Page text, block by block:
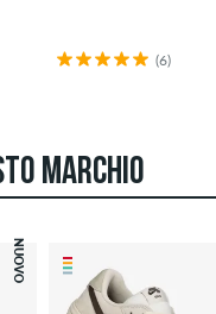
(6)
MARCHIO
NUOVO